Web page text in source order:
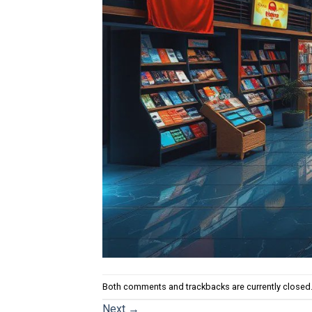
Both comments and trackbacks are currently closed.
Next →